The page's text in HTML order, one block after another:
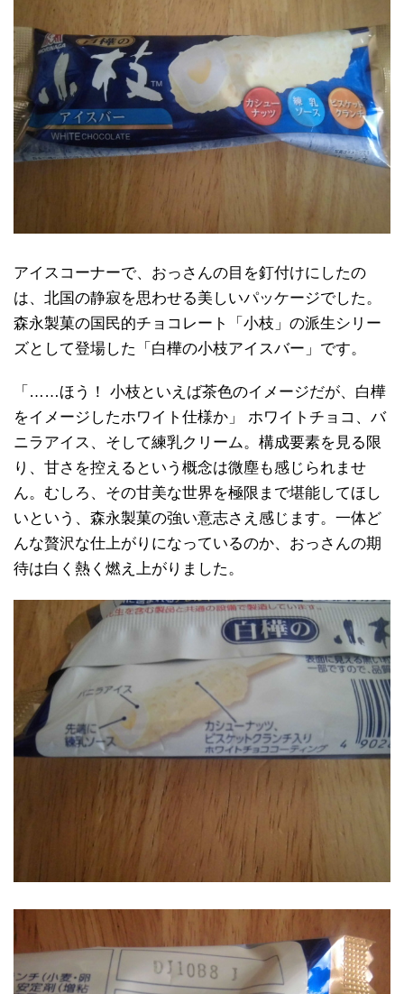
アイスコーナーで、おっさんの目を釘付けにしたの
は、北国の静寂を思わせる美しいパッケージでした。
森永製菓の国民的チョコレート「小枝」の派生シリー
ズとして登場した「白樺の小枝アイスバー」です。
「……ほう！ 小枝といえば茶色のイメージだが、白樺
をイメージしたホワイト仕様か」 ホワイトチョコ、バ
ニラアイス、そして練乳クリーム。構成要素を見る限
り、甘さを控えるという概念は微塵も感じられませ
ん。むしろ、その甘美な世界を極限まで堪能してほし
いという、森永製菓の強い意志さえ感じます。一体ど
んな贅沢な仕上がりになっているのか、おっさんの期
待は白く熱く燃え上がりました。